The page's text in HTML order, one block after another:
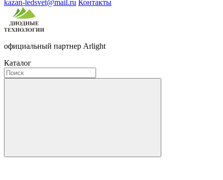
kazan-ledsvet@mail.ru Контакты
официальный партнер Arlight
Каталог